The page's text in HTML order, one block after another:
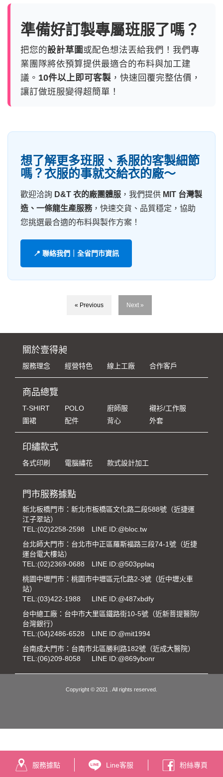
準備好訂製專屬班服了嗎？
把您的設計草圖 或配色想法丟給我們！我們專
業團隊將依預算提供最適合的布料與加工建
議。 10件以上即可客製 ，快速回覆完整估價，
讓訂做班服變得超簡單！
想了解更多班服、系服的客製細節
嗎？衣服的事就交給衣的廠～
歡迎洽詢 D&T 衣的廠團體服 ，我們提供 MIT 台灣製
造、一條龍生產服務，快速交貨、品質穩定，協助
您挑選最合適的布料與製作方案！
📍 聯絡我們｜全省門市資訊
« Previous Next »
關於壹得昶
服務理念 經營特色 線上工廠 合作客戶
商品總覽
T-SHIRT POLO 廚師服
襯衫/工作服
圍裙
配件 背心 外套
印繡款式
各式印刷 電腦繡花 款式設計加工
門市服務據點
新北板橋門市：新北市板橋區文化路二段588號（近捷運
江子翠站）
TEL:(02)2258-2598
LINE ID:@bloc.tw
台北師大門市：台北市中正區羅斯福路三段74-1號（近捷
運台電大樓站）
TEL:(02)2369-0688
LINE ID:@503pplaq
桃園中壢門市：桃園市中壢區元化路2-3號（近中壢火車
站）
TEL:(03)422-1988
LINE ID:@487xbdfy
台中總工廠：台中市大里區鐵路街10-5號（近新菩提醫院/
台灣銀行）
TEL:(04)2486-6528
LINE ID:@mit1994
台南成大門市：台南市北區勝利路182號（近成大醫院）
TEL:(06)209-8058 LINE ID:@869ybonr
Copyright © 2021 . All rights reserved.
服務據點 Line客服 粉絲專頁